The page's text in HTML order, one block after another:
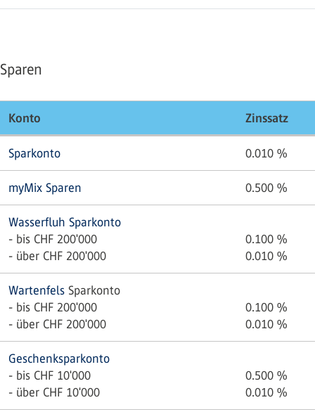
Sparen
Konto Zinssatz
Sparkonto 0.010 %
myMix Sparen 0.500 %
Wasserfluh Sparkonto
- bis CHF 200'000
- über CHF 200'000
0.100 %
0.010 %
Wartenfels Sparkonto
- bis CHF 200'000
- über CHF 200'000
0.100 %
0.010 %
Geschenksparkonto
- bis CHF 10'000
- über CHF 10'000
0.500 %
0.010 %